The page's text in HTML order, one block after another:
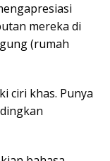
mereka di
(rumah
ciri khas. Punya